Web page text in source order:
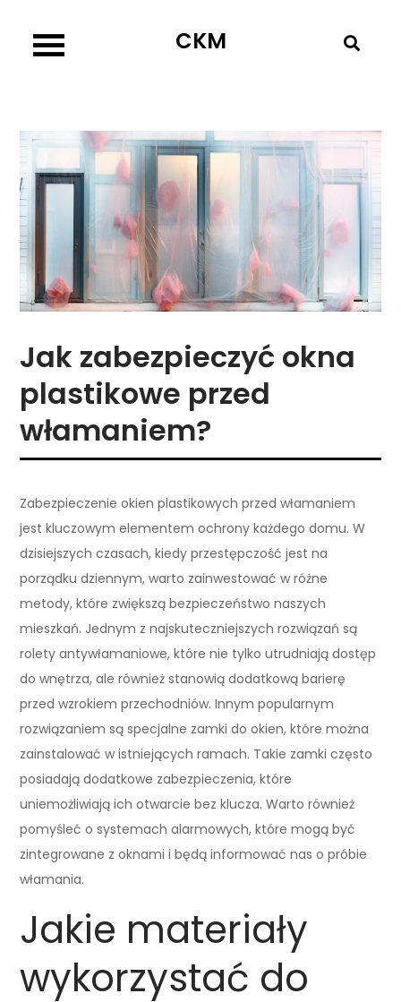
content
CKM
Jak zabezpieczyć okna
plastikowe przed
włamaniem?
Zabezpieczenie okien plastikowych przed włamaniem
jest kluczowym elementem ochrony każdego domu. W
dzisiejszych czasach, kiedy przestępczość jest na
porządku dziennym, warto zainwestować w różne
metody, które zwiększą bezpieczeństwo naszych
mieszkań. Jednym z najskuteczniejszych rozwiązań są
rolety antywłamaniowe, które nie tylko utrudniają dostęp
do wnętrza, ale również stanowią dodatkową barierę
przed wzrokiem przechodniów. Innym popularnym
rozwiązaniem są specjalne zamki do okien, które można
zainstalować w istniejących ramach. Takie zamki często
posiadają dodatkowe zabezpieczenia, które
uniemożliwiają ich otwarcie bez klucza. Warto również
pomyśleć o systemach alarmowych, które mogą być
zintegrowane z oknami i będą informować nas o próbie
włamania.
Jakie materiały
wykorzystać do